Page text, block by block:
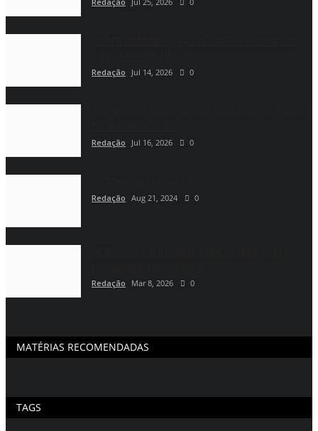
Redação Jul 14, 2026 0
Redação Jul 16, 2026 0
Redação Aug 21, 2024 0
Redação Mar 8, 2026 0
MATÉRIAS RECOMENDADAS
TAGS